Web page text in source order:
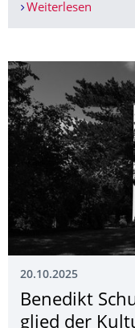
Weiterlesen
20.10.2025
Benedikt
glied der